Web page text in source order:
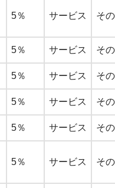
5％ サービス そ
5％ サービス そ
5％ サービス そ
5％ サービス そ
5％ サービス そ
5％ サービス そ